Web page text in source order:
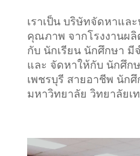
เราเป็น บริษัทจัดหาและ
คุณภาพ จากโรงงานผลิ
กับ นักเรียน นักศึกษา มี
และ จัดหาให้กับ นักศึก
เพชรบุรี สายอาชีพ นักศึ
มหาวิทยาลัย วิทยาลัยเ